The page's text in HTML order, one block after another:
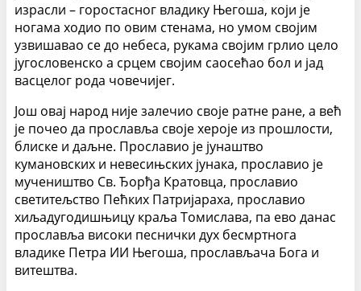
израсли – горостасног владику Његоша, који је
ногама ходио по овим стенама, но умом својим
узвишавао се до небеса, рукама својим грлио цело
југословенско а срцем својим саосећао бол и јад
васцелог рода човечијег.
Још овај народ није залечио своје ратне ране, а већ
је почео да прославља своје хероје из прошлости,
блиске и даљне. Прославио је јунаштво
кумановских и невесињских јунака, прославио је
мучеништво Св. Ђорђа Кратовца, прославио
светитељство Пећких Патријараха, прославио
хиљадугодишњицу краља Томислава, па ево данас
прославља високи песнички дух бесмртнога
владике Петра ИИ Његоша, прослављача Бога и
витештва.